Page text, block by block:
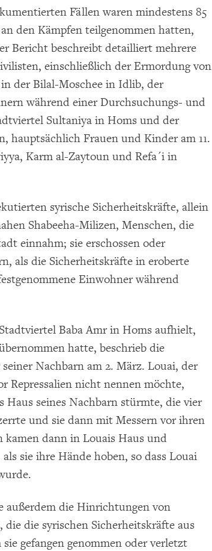
Fällen waren mindestens 85
den Kämpfen teilgenommen hatten,
Bericht beschreibt detailliert mehrere
einschließlich der Ermordung von
in der Bilal-Moschee in Idlib, der
während einer Durchsuchungs- und
Sultaniya in Homs und der
hauptsächlich Frauen und Kinder am 11.
Karm al-Zaytoun und Refa´i in
syrische Sicherheitskräfte, allein
Shabeeha-Milizen, Menschen, die
einnahm; sie erschossen oder
als die Sicherheitskräfte in eroberte
Einwohner während
Baba Amr in Homs aufhielt,
hatte, beschrieb die
Nachbarn am 2. März. Louai, der
Repressalien nicht nennen möchte,
Haus seines Nachbarn stürmte, die vier
und sie dann mit Messern vor ihren
kamen dann in Louais Haus und
sie ihre Hände hoben, so dass Louai
außerdem die Hinrichtungen von
die syrischen Sicherheitskräfte aus
gefangen genommen oder verletzt